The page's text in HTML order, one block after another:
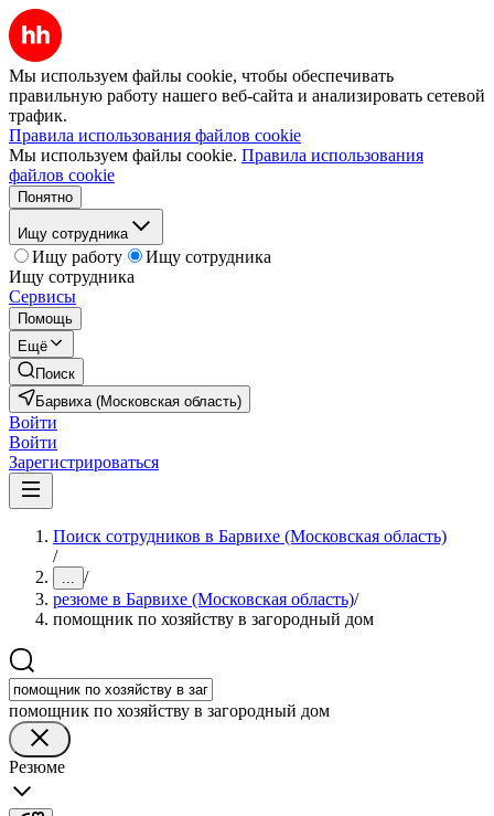
Мы используем файлы cookie, чтобы обеспечивать
правильную работу нашего веб-сайта и анализировать сетевой
трафик.
Правила использования файлов cookie
Мы используем файлы cookie. Правила использования
файлов cookie
Понятно
Ищу сотрудника
Ищу работу
Ищу сотрудника
Ищу сотрудника
Сервисы
Помощь
Ещё
Поиск
Барвиха (Московская область)
Войти
Войти
Зарегистрироваться
Поиск сотрудников в Барвихе (Московская область)
/
... /
резюме в Барвихе (Московская область)/
помощник по хозяйству в загородный дом
помощник по хозяйству в загородный дом
Резюме